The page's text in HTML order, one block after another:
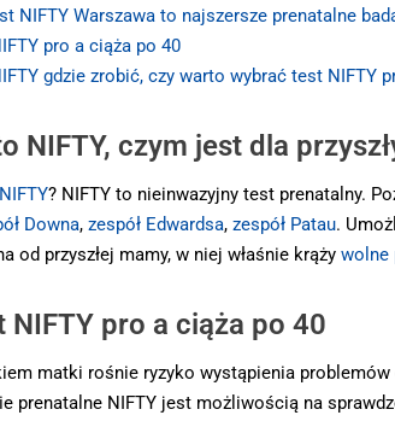
NIFTY Warszawa to najszersze prenatalne
pro a ciąża po 40
gdzie zrobić, czy warto wybrać test NIFTY
NIFTY, czym jest dla
? NIFTY to nieinwazyjny test prenatalny.
Downa, zespół Edwardsa, zespół Patau.
od przyszłej mamy, w niej właśnie krąży wolne
NIFTY pro a ciąża po 40
matki rośnie ryzyko wystąpienia
prenatalne NIFTY jest możliwością na